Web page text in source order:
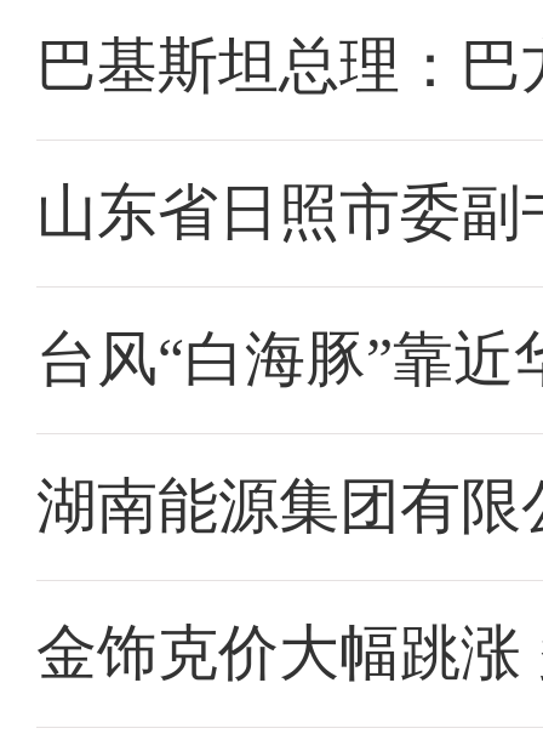
巴基斯坦总理：
山东省日照市委
台风“白海豚”靠近
湖南能源集团有
金饰克价大幅跳